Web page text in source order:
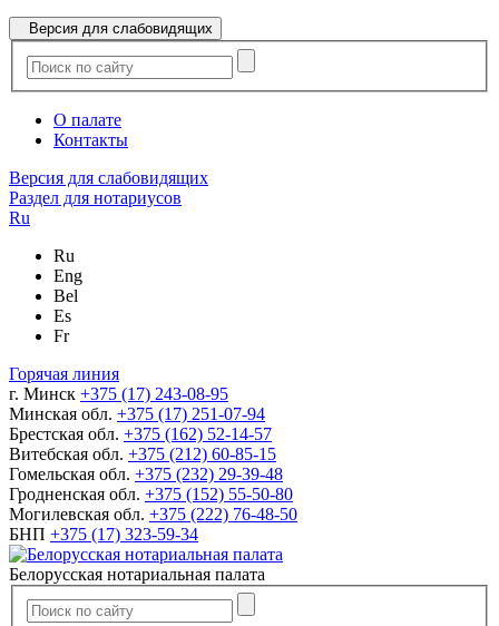
Версия для слабовидящих
О палате
Контакты
Версия для слабовидящих
Раздел для нотариусов
Ru
Ru
Eng
Bel
Es
Fr
Горячая линия
г. Минск +375 (17) 243-08-95
Минская обл. +375 (17) 251-07-94
Брестская обл. +375 (162) 52-14-57
Витебская обл. +375 (212) 60-85-15
Гомельская обл. +375 (232) 29-39-48
Гродненская обл. +375 (152) 55-50-80
Могилевская обл. +375 (222) 76-48-50
БНП +375 (17) 323-59-34
Белорусская нотариальная палата